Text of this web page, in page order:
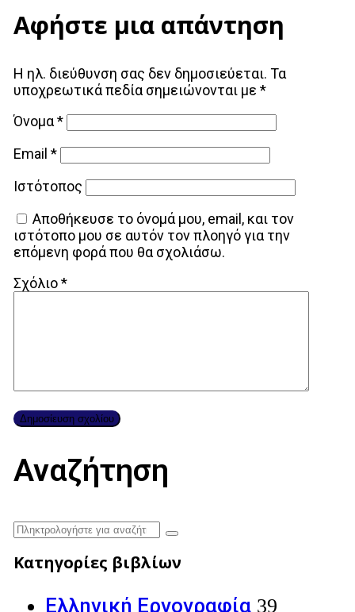
Αφήστε μια απάντηση
Η ηλ. διεύθυνση σας δεν δημοσιεύεται. Τα
υποχρεωτικά πεδία σημειώνονται με *
Όνομα*
Email *
Ιστότοπος
Αποθήκευσε το όνομά μου, email, και τον
ιστότοπο μου σε αυτόν τον πλοηγό για την
επόμενη φορά που θα σχολιάσω.
Σχόλιο*
Αναζήτηση
Κατηγορίες βιβλίων
Ελληνική Εργογραφία 39